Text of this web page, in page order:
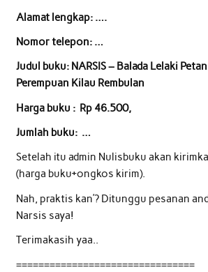
Alamat lengkap: ….
Nomor telepon: …
Judul buku: NARSIS – Balada Lelaki
Perempuan Kilau Rembulan
Harga buku : Rp 46.500,
Jumlah buku: …
Setelah itu admin Nulisbuku akan
(harga buku+ongkos kirim).
Nah, praktis kan’? Ditunggu pesanan
Narsis saya!
Terimakasih yaa..
================================